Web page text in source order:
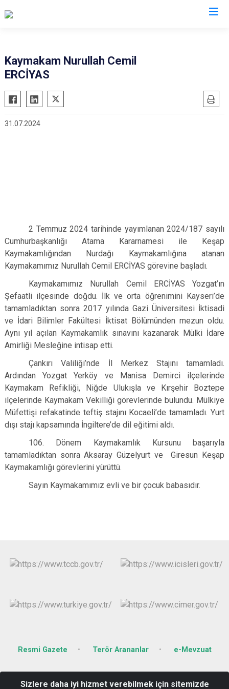
Araban
İslahiye
Nizip
Kaymakam Nurullah Cemil
ERCİYAS
31.07.2024
2 Temmuz 2024 tarihinde yayımlanan 2024/187 sayılı
Cumhurbaşkanlığı Atama Kararnamesi ile Keşap
Kaymakamlığından Nurdağı Kaymakamlığına atanan
Kaymakamımız Nurullah Cemil ERCİYAS görevine başladı.
Kaymakamımız Nurullah Cemil ERCİYAS Yozgat’ın
Şefaatli ilçesinde doğdu. İlk ve orta öğrenimini Kayseri’de
tamamladıktan sonra 2017 yılında Gazi Üniversitesi İktisadi
ve İdari Bilimler Fakültesi İktisat Bölümünden mezun oldu.
Aynı yıl açılan Kaymakamlık sınavını kazanarak Mülki İdare
Amirliği Mesleğine intisap etti.
Çankırı Valiliği’nde İl Merkez Stajını tamamladı.
Ardından Yozgat Yerköy ve Manisa Demirci ilçelerinde
Kaymakam Refikliği, Niğde Ulukışla ve Kırşehir Boztepe
ilçelerinde Kaymakam Vekilliği görevlerinde bulundu. Mülkiye
Müfettişi refakatinde teftiş stajını Kocaeli’de tamamladı. Yurt
dışı stajı kapsamında İngiltere’de dil eğitimi aldı.
106. Dönem Kaymakamlık Kursunu başarıyla
tamamladıktan sonra Aksaray Güzelyurt ve Giresun Keşap
Kaymakamlığı görevlerini yürüttü.
Sayın Kaymakamımız evli ve bir çocuk babasıdır.
Resmi Gazete Terör Arananlar e-Mevzuat
No:44 Kat:3 Nurdağı-GAZİANTEP
Sizlere daha iyi hizmet verebilmek için sitemizde